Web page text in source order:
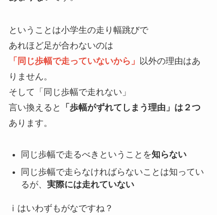
ということは小学生の走り幅跳びで
あれほど足が合わないのは
「 同じ歩幅で走っていないから」
以外の理由はあ
りません。
そして「同じ歩幅で走れない」
言い換えると
「歩幅がずれてしまう理由」は２つ
あります。
同じ歩幅で走るべきということを知らない
同じ歩幅で走らなければらないことは知ってい
るが、 実際には走れていない
ⅰはいわずもがなですね？